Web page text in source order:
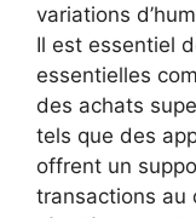
variations
Il est essentiel
essentielles
des achats
tels que des
offrent un
transactions au